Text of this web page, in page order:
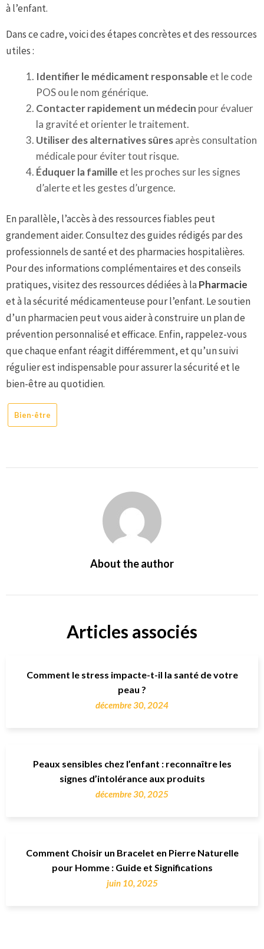
à l’enfant.
Dans ce cadre, voici des étapes concrètes et des ressources
utiles :
Identifier le médicament responsable et le code
POS ou le nom générique.
Contacter rapidement un médecin pour évaluer
la gravité et orienter le traitement.
Utiliser des alternatives sûresaprès consultation
médicale pour éviter tout risque.
Éduquer la famille et les proches sur les signes
d’alerte et les gestes d’urgence.
En parallèle, l’accès à des ressources fiables peut
grandement aider. Consultez des guides rédigés par des
professionnels de santé et des pharmacies hospitalières.
Pour des informations complémentaires et des conseils
pratiques, visitez des ressources dédiées à laPharmacie
et à la sécurité médicamenteuse pour l’enfant. Le soutien
d’un pharmacien peut vous aider à construire un plan de
prévention personnalisé et efficace. Enfin, rappelez-vous
que chaque enfant réagit différemment, et qu’un suivi
régulier est indispensable pour assurer la sécurité et le
bien-être au quotidien.
Bien-être
About the author
Articles associés
Comment le stress impacte-t-il la santé de votre
peau ?
décembre 30, 2024
Peaux sensibles chez l’enfant : reconnaître les
signes d’intolérance aux produits
décembre 30, 2025
Comment Choisir un Bracelet en Pierre Naturelle
pour Homme : Guide et Significations
juin 10, 2025